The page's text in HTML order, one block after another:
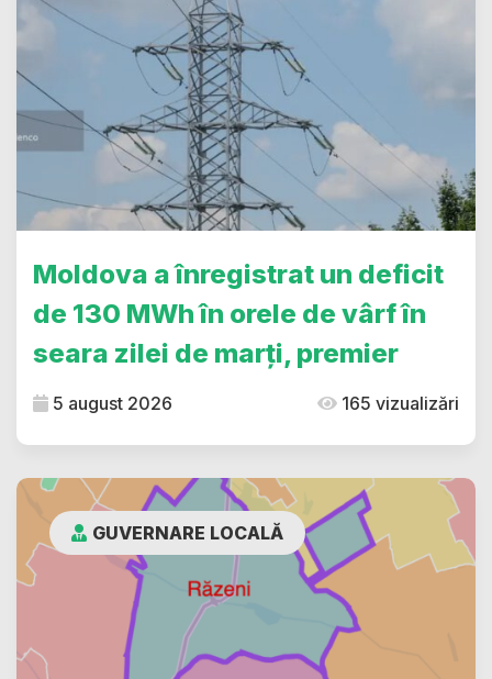
Moldova a înregistrat un deficit
de 130 MWh în orele de vârf în
seara zilei de marți, premier
5 august 2026 165 vizualizări
GUVERNARE LOCALĂ